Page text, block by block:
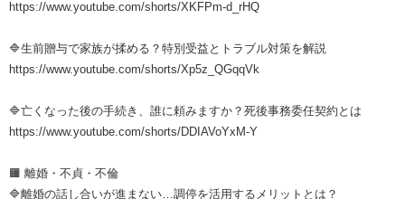
https://www.youtube.com/shorts/XKFPm-d_rHQ
🔷生前贈与で家族が揉める？特別受益とトラブル対策を解説
https://www.youtube.com/shorts/Xp5z_QGqqVk
🔷亡くなった後の手続き、誰に頼みますか？死後事務委任契約とは
https://www.youtube.com/shorts/DDIAVoYxM-Y
🟧 離婚・不貞・不倫
🔷離婚の話し合いが進まない…調停を活用するメリットとは？